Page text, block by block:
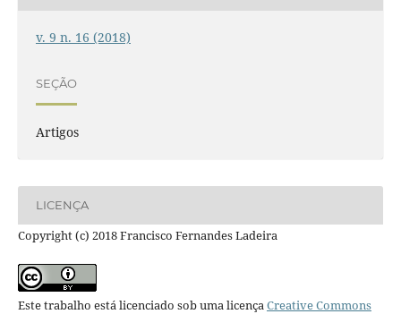
v. 9 n. 16 (2018)
SEÇÃO
Artigos
LICENÇA
Copyright (c) 2018 Francisco Fernandes Ladeira
Este trabalho está licenciado sob uma licençaCreative Commons